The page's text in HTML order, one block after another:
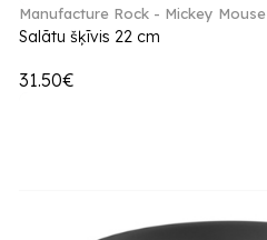
Manufacture Rock - Mickey Mouse
Salātu šķīvis 22 cm
31.50€